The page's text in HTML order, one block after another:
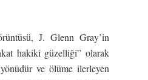
J. Glenn Gray’in
hakiki güzelliği” olarak
ve ölüme ilerleyen